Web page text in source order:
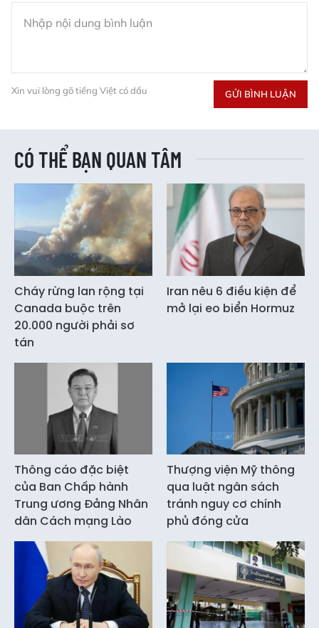
Xin vui lòng gõ tiếng Việt có dấu GỬI BÌNH LUẬN
CÓ THỂ BẠN QUAN TÂM
Cháy rừng lan rộng tại
Canada buộc trên
20.000 người phải sơ
tán
Iran nêu 6 điều kiện để
mở lại eo biển Hormuz
Thông cáo đặc biệt
của Ban Chấp hành
Trung ương Đảng Nhân
dân Cách mạng Lào
Thượng viện Mỹ thông
qua luật ngân sách
tránh nguy cơ chính
phủ đóng cửa